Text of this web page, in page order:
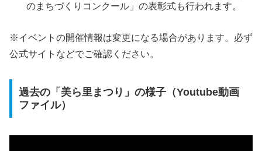
のまちづくりコンクール」の表彰式も行われます。
※イベントの開催情報は変更になる場合があります。必ず
公式サイトなどでご確認ください。
過去の「美ら里まつり」の様子（Youtube動画
ファイル）